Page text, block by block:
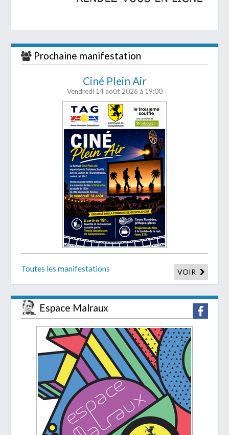
Prochaine manifestation
Ciné Plein Air
Vendredi 14 août 2026 à 19:00
Toutes les manifestations VOIR
Espace Malraux